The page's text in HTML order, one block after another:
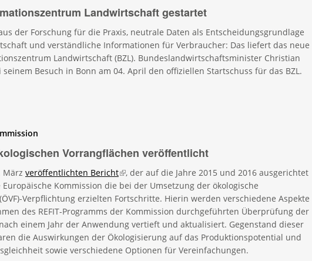
Landwirtschaft gestartet
der Forschung für die Praxis, neutrale Daten als Entscheidungsgrundlage
und verständliche Informationen für Verbraucher: Das liefert das neue
Landwirtschaft (BZL). Bundeslandwirtschaftsminister Christian
Besuch in Bonn am 04. April den offiziellen Startschuss für das BZL.
Vorrangflächen veröffentlicht
März veröffentlichten Bericht(link is external)
, der auf die Jahre 2015 und 2016 ausgerichtet
Kommission die bei der Umsetzung der ökologische
Verpflichtung erzielten Fortschritte. Hierin werden verschiedene Aspekte
des REFIT-Programms der Kommission durchgeführten Überprüfung der
einem Jahr der Anwendung vertieft und aktualisiert. Gegenstand dieser
die Auswirkungen der Ökologisierung auf das Produktionspotential und
sowie verschiedene Optionen für Vereinfachungen.